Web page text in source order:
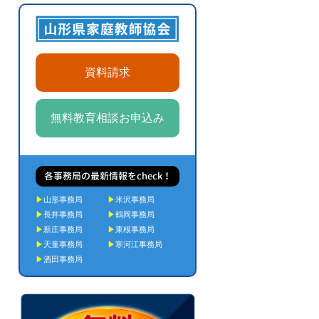
資料請求
無料教育相談お申込み
各事務局の最新情報をcheck！
▶ 山形事務局 ▶米沢事務局
▶長井事務局 ▶鶴岡事務局
▶ 新庄事務局 ▶東根事務局
▶ 天童事務局 ▶寒河江事務局
▶酒田事務局